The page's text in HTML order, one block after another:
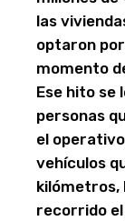
las
optaron
momento
Ese hito se
personas
el
vehículos
kilómetros,
recorrido